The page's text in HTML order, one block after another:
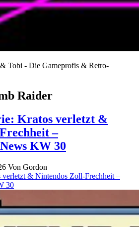
Tobi - Die Gameprofis & Retro-
Raider
Kratos verletzt &
–
KW 30
Von Gordon
verletzt & Nintendos Zoll-Frechheit –
30